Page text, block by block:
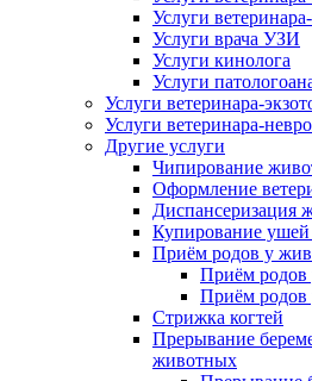
Услуги
Услуги врача УЗИ
Услуги кинолога
Услуги
Услуги ветеринара-
Услуги ветеринара-
Другие услуги
Чипирование
Оформление
Диспансеризация
Купирование ушей
Приём родов у
Приём родов
Приём родов
Стрижка когтей
Прерывание
животных